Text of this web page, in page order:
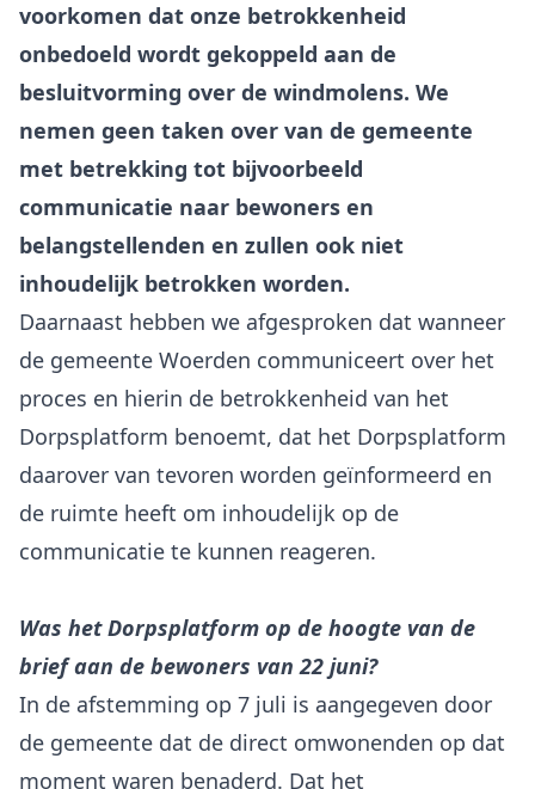
voorkomen dat onze betrokkenheid
onbedoeld wordt gekoppeld aan de
besluitvorming over de windmolens. We
nemen geen taken over van de gemeente
met betrekking tot bijvoorbeeld
communicatie naar bewoners en
belangstellenden en zullen ook niet
inhoudelijk betrokken worden.
Daarnaast hebben we afgesproken dat wanneer
de gemeente Woerden communiceert over het
proces en hierin de betrokkenheid van het
Dorpsplatform benoemt, dat het Dorpsplatform
daarover van tevoren worden geïnformeerd en
de ruimte heeft om inhoudelijk op de
communicatie te kunnen reageren.
Was het Dorpsplatform op de hoogte van de
brief aan de bewoners van 22 juni?
In de afstemming op 7 juli is aangegeven door
de gemeente dat de direct omwonenden op dat
moment waren benaderd. Dat het